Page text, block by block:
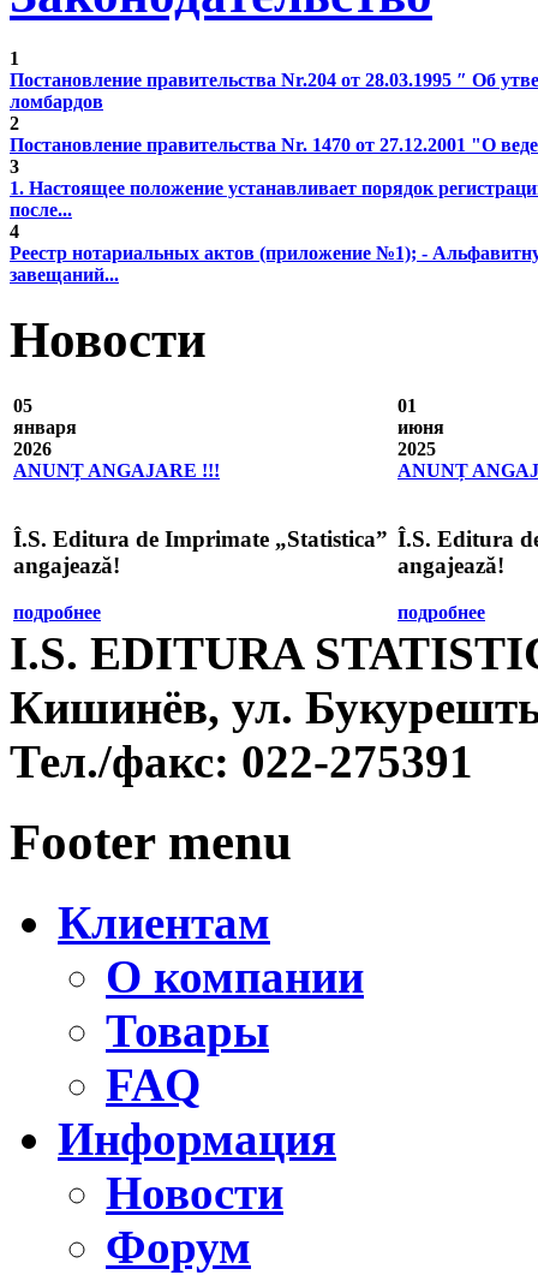
1
Постановление правительства Nr.204 от 28.03.1995 ″ Об
ломбардов
2
Постановление правительства Nr. 1470 от 27.12.2001 "О
3
1. Настоящее положение устанавливает порядок
после...
4
Реестр нотариальных актов (приложение №1); -
завещаний...
Новости
05
января
2026
ANUNȚ ANGAJARE !!!
Î.S. Editura de Imprimate „Statistica”
angajează!
подробнее
01
июня
2025
ANUNȚ
Î.S. Editura
angajează!
подробнее
I.S. EDITURA
Кишинёв, ул.
Тел./факс: 022-275391
Footer menu
Клиентам
О компании
Товары
FAQ
Информация
Новости
Форум